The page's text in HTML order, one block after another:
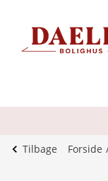
Tilbage Forside